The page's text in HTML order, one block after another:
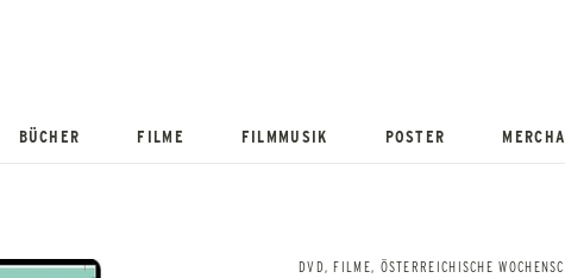
BÜCHER FILME FILMMUSIK POSTER
DVD,FILME, ÖSTERREICHISCHE